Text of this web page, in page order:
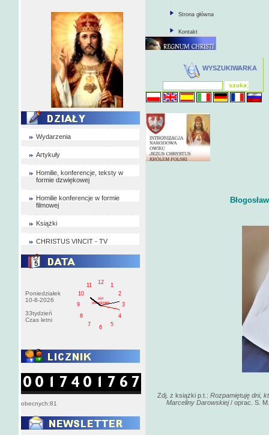
Wydarzenia
Artykuły
Homilie, konferencje, teksty w
formie dzwiękowej
Homilie konferencje w formie
filmowej
Książki
CHRISTUS VINCIT - TV
Poniedziałek
10-8-2026
33tydzień
Czas letni
1
2
3
4
5
6
7
8
9
10
11
12
AM
poniedziałek
obecnych:81
Strona główna
Kontakt
WYSZUKIWARKA
Zdj. z książki p.t.: Rozpamiętuję dni,
Marceliny Darowskiej/ oprac. S.